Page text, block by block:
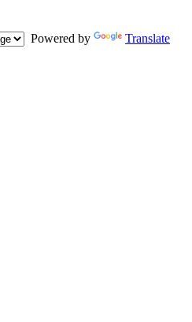
Powered by Translate